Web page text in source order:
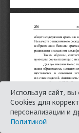
Используя сайт,
Cookies для
персонализации и
Политикой